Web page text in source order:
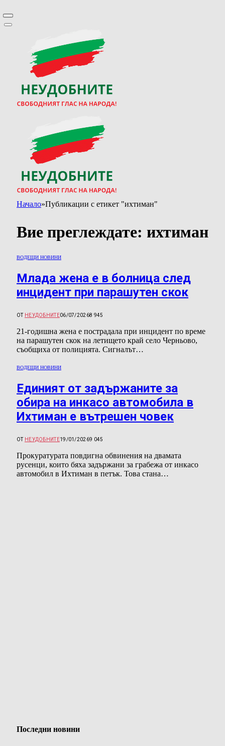
Начало»Публикации с етикет "ихтиман"
Вие преглеждате: ихтиман
ВОДЕЩИ НОВИНИ
Млада жена е в болница след
инцидент при парашутен скок
ОТ НЕУДОБНИТЕ06/07/20268 945
21-годишна жена е пострадала при инцидент по време
на парашутен скок на летището край село Черньово,
съобщиха от полицията. Сигналът…
ВОДЕЩИ НОВИНИ
Единият от задържаните за
обира на инкасо автомобила в
Ихтиман е вътрешен човек
ОТ НЕУДОБНИТЕ19/01/20269 045
Прокуратурата повдигна обвинения на двамата
русенци, които бяха задържани за грабежа от инкасо
автомобил в Ихтиман в петък. Това стана…
Последни новини